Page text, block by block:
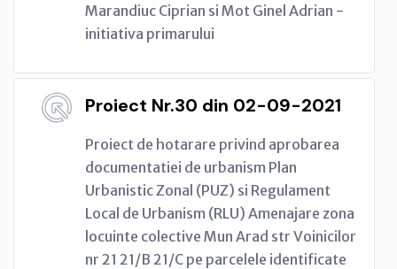
Marandiuc Ciprian si Mot Ginel Adrian -
initiativa primarului
Proiect Nr.30 din 02-09-2021
Proiect de hotarare privind aprobarea
documentatiei de urbanism Plan
Urbanistic Zonal (PUZ) si Regulament
Local de Urbanism (RLU) Amenajare zona
locuinte colective Mun Arad str Voinicilor
nr 21 21/B 21/C pe parcelele identificate